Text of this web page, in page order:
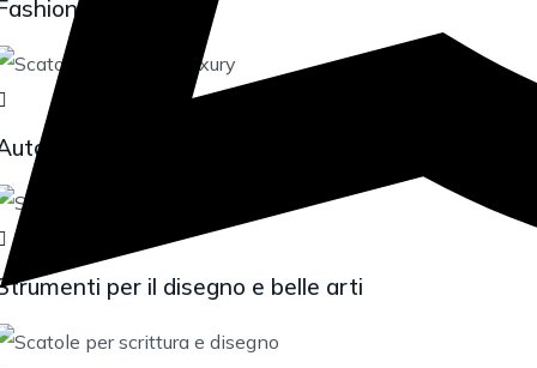
& Luxury
per il disegno e belle arti